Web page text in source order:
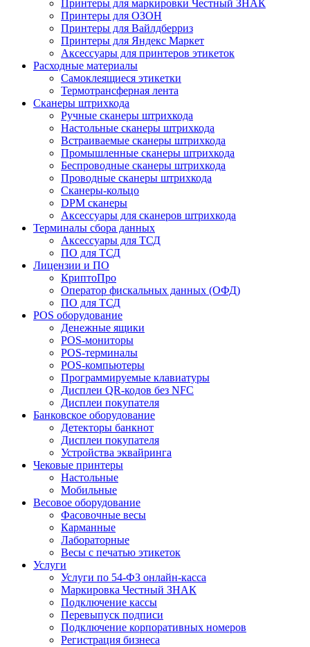
Принтеры для маркировки Честный ЗНАК
Принтеры для ОЗОН
Принтеры для Вайлдберриз
Принтеры для Яндекс Маркет
Аксессуары для принтеров этикеток
Расходные материалы
Самоклеящиеся этикетки
Термотрансферная лента
Сканеры штрихкода
Ручные сканеры штрихкода
Настольные сканеры штрихкода
Встраиваемые сканеры штрихкода
Промышленные сканеры штрихкода
Беспроводные сканеры штрихкода
Проводные сканеры штрихкода
Сканеры-кольцо
DPM сканеры
Аксессуары для сканеров штрихкода
Терминалы сбора данных
Аксессуары для ТСД
ПО для ТСД
Лицензии и ПО
КриптоПро
Оператор фискальных данных (ОФД)
ПО для ТСД
POS оборудование
Денежные ящики
POS-мониторы
POS-терминалы
POS-компьютеры
Программируемые клавиатуры
Дисплеи QR-кодов без NFC
Дисплеи покупателя
Банковское оборудование
Детекторы банкнот
Дисплеи покупателя
Устройства эквайринга
Чековые принтеры
Настольные
Мобильные
Весовое оборудование
Фасовочные весы
Карманные
Лабораторные
Весы с печатью этикеток
Услуги
Услуги по 54-ФЗ онлайн-касса
Маркировка Честный ЗНАК
Подключение кассы
Перевыпуск подписи
Подключение корпоративных номеров
Регистрация бизнеса